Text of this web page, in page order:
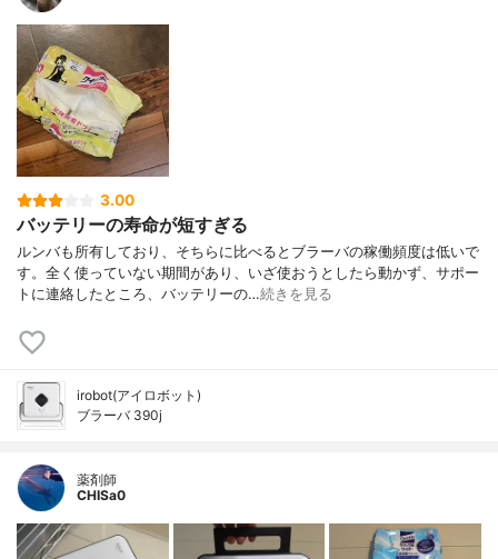
3.00
バッテリーの寿命が短すぎる
ルンバも所有しており、そちらに比べるとブラーバの稼働頻度は低いで
す。全く使っていない期間があり、いざ使おうとしたら動かず、サポー
トに連絡したところ、バッテリーの…続きを見る
irobot(アイロボット)
ブラーバ 390j
薬剤師
CHISa0